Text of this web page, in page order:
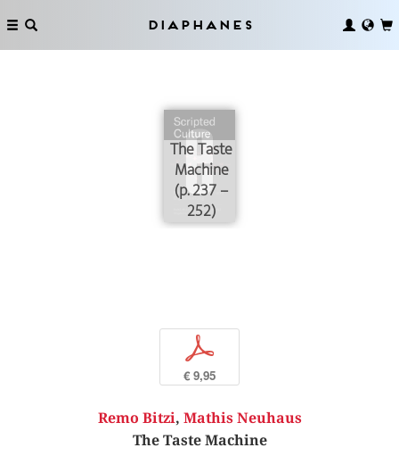
Diaphanes
The Taste
Machine
(p. 237 –
252)
p
€ 9,95
Remo Bitzi, Mathis Neuhaus
The Taste Machine